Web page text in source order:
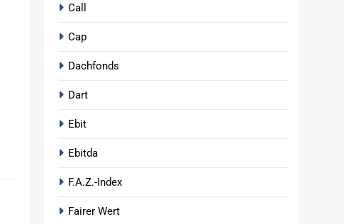
Call
Cap
Dachfonds
Dart
Ebit
Ebitda
F.A.Z.-Index
Fairer Wert